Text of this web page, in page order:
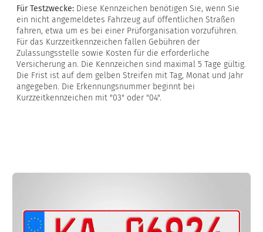
Für Testzwecke: Diese Kennzeichen benötigen Sie, wenn Sie
ein nicht angemeldetes Fahrzeug auf öffentlichen Straßen
fahren, etwa um es bei einer Prüforganisation vorzuführen.
Für das Kurzzeitkennzeichen fallen Gebühren der
Zulassungsstelle sowie Kosten für die erforderliche
Versicherung an. Die Kennzeichen sind maximal 5 Tage gültig.
Die Frist ist auf dem gelben Streifen mit Tag, Monat und Jahr
angegeben. Die Erkennungsnummer beginnt bei
Kurzzeitkennzeichen mit "03" oder "04".